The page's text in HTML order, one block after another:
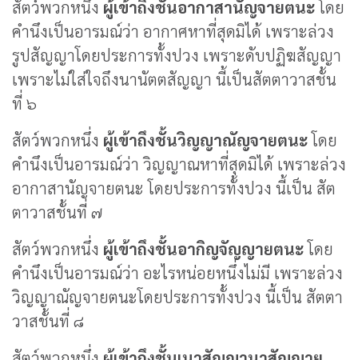
สัตว์พวกหนึ่ง ผู้เข้าถึงชั้นอากาสานัญจายตนะโดย
คำนึงเป็นอารมณ์ว่า อากาศหาที่สุดมิได้ เพราะล่วง
รูปสัญญาโดยประการทั้งปวง เพราะดับปฏิฆสัญญา
เพราะไม่ใส่ใจถึงนานัตตสัญญา นี้เป็นสัตตาวาสชั้น
ที่ ๖
สัตว์พวกหนึ่ง ผู้เข้าถึงชั้นวิญญาณัญจายตนะโดย
คำนึงเป็นอารมณ์ว่า วิญญาณหาที่สุดมิได้ เพราะล่วง
อากาสานัญจายตนะ โดยประการทั้งปวง นี้เป็น สัต
ตาวาสชั้นที่ ๗
สัตว์พวกหนึ่ง ผู้เข้าถึงชั้นอากิญจัญญายตนะโดย
คำนึงเป็นอารมณ์ว่า อะไรหน่อยหนึ่งไม่มี เพราะล่วง
วิญญาณัญจายตนะโดยประการทั้งปวง นี้เป็น สัตตา
วาสชั้นที่ ๘